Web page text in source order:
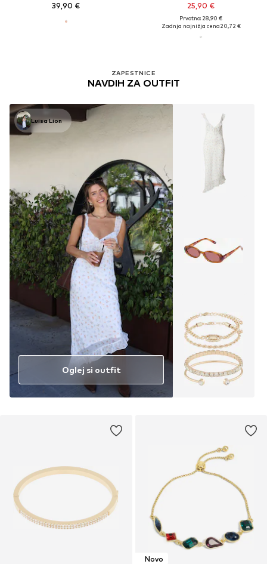
39,90 € 25,90 €
Prvotno: 28,90 €
Zadnja najnižja cena20,72 €
ZAPESTNICE
NAVDIH ZA OUTFIT
Luisa Lion
Oglej si outfit
Novo